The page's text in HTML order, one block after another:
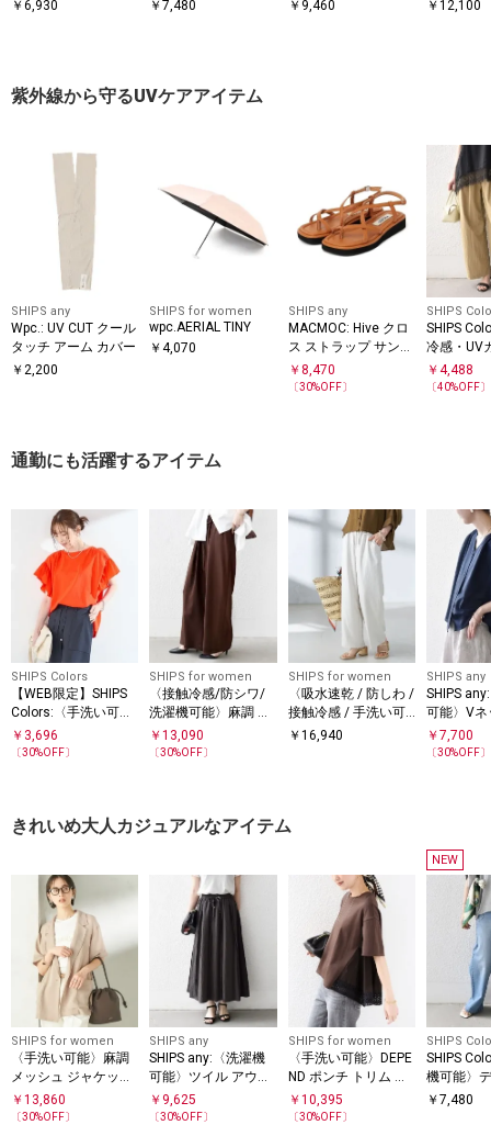
￥ 6,930 ￥7,480 ￥ 9,460 ￥12,100
紫外線から守るUVケアアイテム
SHIPS any
Wpc.: UV CUT クール
タッチ アーム カバー
￥ 2,200
SHIPS for women
wpc.AERIAL TINY
￥4,070
SHIPS any
MACMOC: Hive クロ
ス ストラップ サンダ
ル
￥ 8,470
〔30%OFF〕
SHIPS
SHIPS
冷感・UV
湿〉ファ
イージー
￥4,488
〔40%OFF〕
通勤にも活躍するアイテム
SHIPS Colors
【WEB限定】SHIPS
Colors:〈手洗い可
能〉シルケット 天竺
オーバー トップス◇
￥ 3,696
〔30%OFF〕
SHIPS for women
〈接触冷感/防シワ/
洗濯機可能〉麻調 ウ
エスト リボン インタ
ック イージー パンツ
￥13,090
〔30%OFF〕
SHIPS for women
〈吸水速乾 / 防しわ /
接触冷感 / 手洗い可
能〉ツイル ドロスト
￥ 16,940
SHIPS any
SHIPS
可能〉V
ンチ ギャ
ス
￥7,700
〔30%OFF〕
きれいめ大人カジュアルなアイテム
SHIPS for women
〈手洗い可能〉麻調
メッシュ ジャケット
シャツ
￥ 13,860
〔30%OFF〕
SHIPS any
SHIPS any:〈洗濯機
可能〉ツイル アウト
シーム イージー ギャ
ザー スカート
￥ 9,625
〔30%OFF〕
SHIPS for women
〈手洗い可能〉DEPE
ND ポンチ トリム レ
ース ドッキング プル
オーバー
￥ 10,395
〔30%OFF〕
NEW
SHIPS
SHIPS
機可能〉
ド パンツ
￥7,480